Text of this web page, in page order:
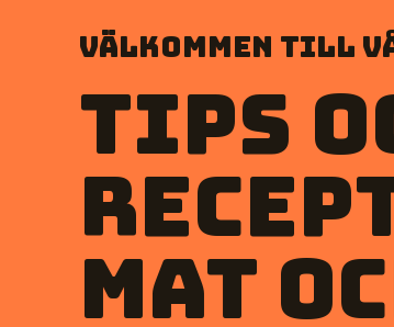
Välkommen till
Tips
mat